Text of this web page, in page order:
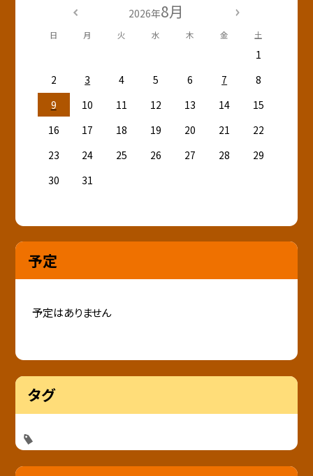
2026年8月
日 月 火 水 木 金 土
1
2
3 4 5 6 7
8
9
10 11 12 13 14
15
16
17 18 19 20 21
22
23
24 25 26 27 28
29
30
31
予定
予定はありません
タグ